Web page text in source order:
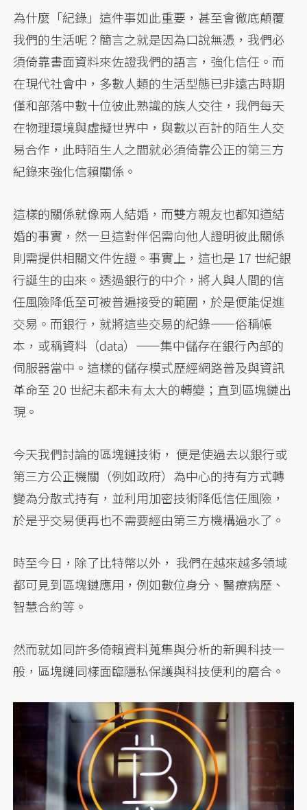
為什麼「紀錄」這件事如此重要，甚至會徹底顛覆
我們的生活呢？簡言之就是因為口說無憑，我們必
須倚靠書面資料來佐證我們的語言，強化信任。而
在現代社會中，多數人類的生活型態已非遠古時期
僅和部落中數十位彼此熟識的族人交往，我們每天
在物理環境與虛擬世界中，與數以百計的陌生人交
易合作，此時陌生人之間就必須倚靠公正的第三方
紀錄來強化信賴關係。
這樣的關係就像兩人結婚，而雙方親友也都知道結
婚的事實，然一旦這對伴侶需向他人證明彼此關係
則需提供相關文件佐證。事實上，這也是 17 世紀銀
行誕生的由來。透過銀行的中介，將人與人間的信
任風險降低至可被普遍接受的範圍，於是便能促進
交易。而銀行，就將這些交易的紀錄——俗稱帳
本，或稱資料（data）——集中儲存在銀行內部的
伺服器當中。這樣的儲存模式歷經網路普及與資訊
革命至 20 世紀末都未有太大的轉變；直到區塊鏈出
現。
今天我們討論的區塊鏈技術， 便是使過去以銀行或
第三方公正機關（例如政府）為中心的持有方式轉
變為分散式持有，並利用加密技術降低信任風險，
於是乎交易便再也不需要經由第三方機構過水了。
時至今日，除了比特幣以外， 我們在越來越多領域
都可見到區塊鏈應用，例如數位身分、醫療病歷、
智慧合約等。
然而就如同許多倚賴資料蒐集與分析的新興科技一
般，區塊鏈同樣面臨隱私保護與科技便利的磨合。